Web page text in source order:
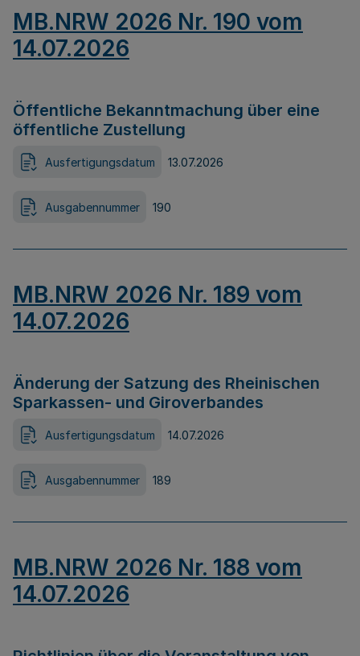
MB.NRW 2026 Nr. 190 vom
14.07.2026
Öffentliche Bekanntmachung über eine
öffentliche Zustellung
Ausfertigungsdatum 13.07.2026
Ausgabennummer 190
MB.NRW 2026 Nr. 189 vom
14.07.2026
Änderung der Satzung des Rheinischen
Sparkassen- und Giroverbandes
Ausfertigungsdatum 14.07.2026
Ausgabennummer 189
MB.NRW 2026 Nr. 188 vom
14.07.2026